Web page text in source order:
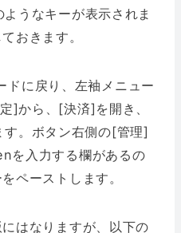
うなキーが表示されま
おきます。
に戻り、左袖メニュー
から、[決済]を開き、
。ボタン右側の[管理]
を入力する欄があるの
ペーストします。
はなりますが、以下の